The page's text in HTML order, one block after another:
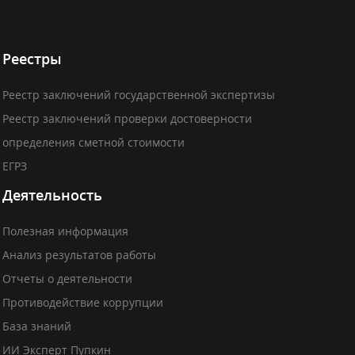
Реестры
Реестр заключений государственной экспертизы
Реестр заключений проверки достоверности
определения сметной стоимости
ЕГРЗ
Деятельность
Полезная информация
Анализ результатов работы
Отчеты о деятельности
Противодействие коррупции
База знаний
ИИ Эксперт Пупкин